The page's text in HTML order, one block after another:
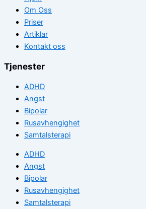
Om Oss
Priser
Artiklar
Kontakt oss
Tjenester
ADHD
Angst
Bipolar
Rusavhengighet
Samtalsterapi
ADHD
Angst
Bipolar
Rusavhengighet
Samtalsterapi